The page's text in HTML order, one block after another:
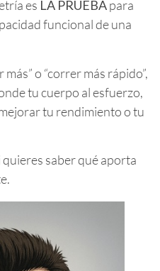
es LA PRUEBApara
funcional de una
o “correr más rápido”,
tu cuerpo al esfuerzo,
tu rendimiento o tu
saber qué aporta